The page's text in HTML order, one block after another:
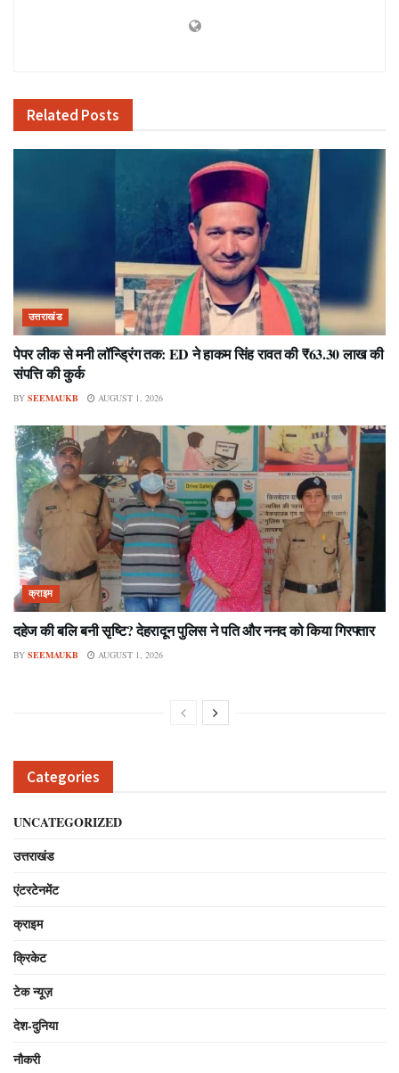
Related Posts
उत्तराखंड
पेपर लीक से मनी लॉन्ड्रिंग तक: ED ने हाकम सिंह रावत की ₹63.30 लाख की
संपत्ति की कुर्क
BY SEEMAUKB AUGUST 1, 2026
क्राइम
दहेज की बलि बनी सृष्टि? देहरादून पुलिस ने पति और ननद को किया गिरफ्तार
BY SEEMAUKB AUGUST 1, 2026
Categories
UNCATEGORIZED
उत्तराखंड
एंटरटेनमेंट
क्राइम
क्रिकेट
टेक न्यूज़
देश-दुनिया
नौकरी